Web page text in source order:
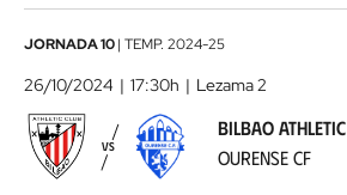
Bilbao
Athletic
-
Ourense
CF2024-
JORNADA 10| TEMP. 2024-25
26/10/2024 17:30h Lezama 2
VS
BILBAO ATHLETIC
OURENSE CF